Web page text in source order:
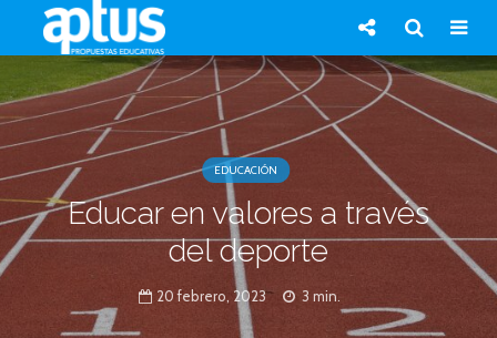
EDUCACIÓN
Educar en valores a través
del deporte
20 febrero, 2023 3 min.